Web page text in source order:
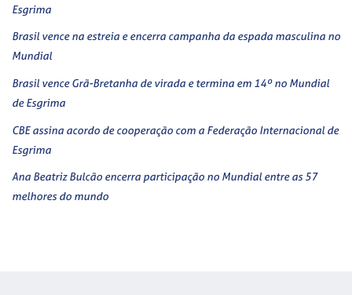
Esgrima
Brasil vence na estreia e encerra campanha da espada masculina no
Mundial
Brasil vence Grã-Bretanha de virada e termina em 14º no Mundial
de Esgrima
CBE assina acordo de cooperação com a Federação Internacional de
Esgrima
Ana Beatriz Bulcão encerra participação no Mundial entre as 57
melhores do mundo